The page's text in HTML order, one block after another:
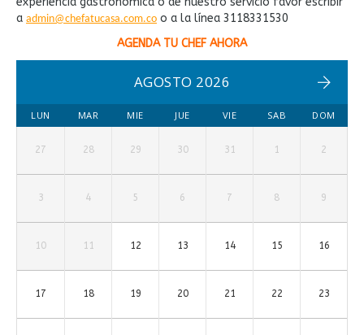
a admin@chefatucasa.com.co o a la línea 3118331530
AGENDA TU CHEF AHORA
AGOSTO 2026
LUN MAR MIE JUE VIE SAB DOM
27 28 29 30 31 1 2
3 4 5 6 7 8 9
10 11 12 13 14 15 16
17 18 19 20 21 22 23